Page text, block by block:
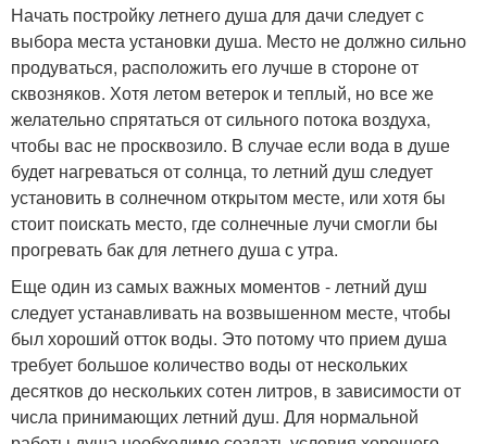
Начать постройку летнего душа для дачи следует с
выбора места установки душа. Место не должно сильно
продуваться, расположить его лучше в стороне от
сквозняков. Хотя летом ветерок и теплый, но все же
желательно спрятаться от сильного потока воздуха,
чтобы вас не просквозило. В случае если вода в душе
будет нагреваться от солнца, то летний душ следует
установить в солнечном открытом месте, или хотя бы
стоит поискать место, где солнечные лучи смогли бы
прогревать бак для летнего душа с утра.
Еще один из самых важных моментов - летний душ
следует устанавливать на возвышенном месте, чтобы
был хороший отток воды. Это потому что прием душа
требует большое количество воды от нескольких
десятков до нескольких сотен литров, в зависимости от
числа принимающих летний душ. Для нормальной